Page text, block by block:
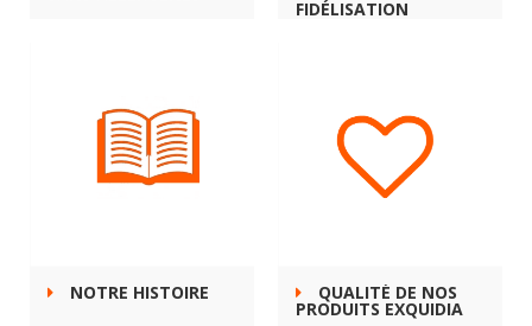
FIDÉLISATION
NOTRE HISTOIRE QUALITÉ DE NOS
PRODUITS EXQUIDIA